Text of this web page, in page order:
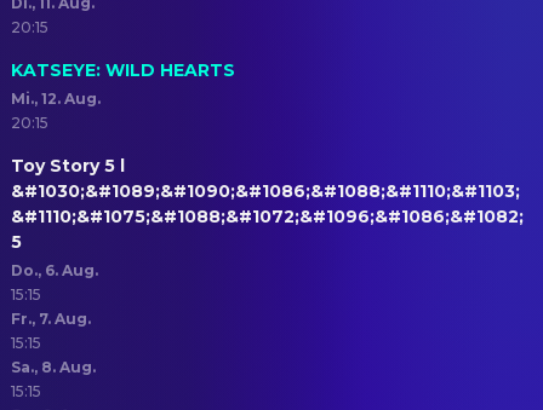
20:15
KATSEYE: WILD HEARTS
Mi., 12. Aug.
20:15
Toy Story 5 l
&#1030;&#1089;&#1090;&#1086;&#1088;&#1110;&#1103;
&#1110;&#1075;&#1088;&#1072;&#1096;&#1086;&#1082;
5
Do., 6. Aug.
15:15
Fr., 7. Aug.
15:15
Sa., 8. Aug.
15:15